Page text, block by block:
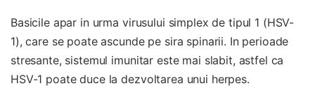
Basicile apar in urma virusului simplex de tipul 1 (HSV-
1), care se poate ascunde pe sira spinarii. In perioade
stresante, sistemul imunitar este mai slabit, astfel ca
HSV-1 poate duce la dezvoltarea unui herpes.